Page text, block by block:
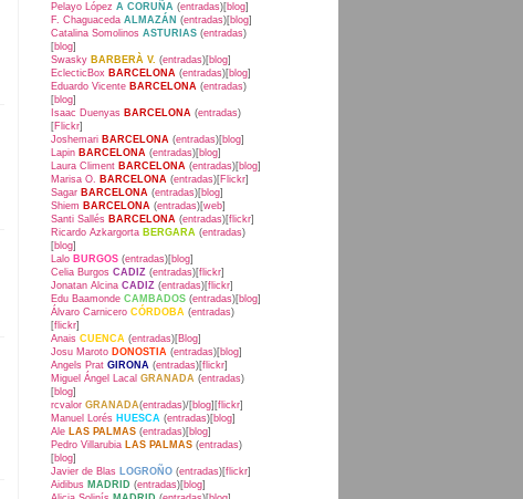
Pelayo López A CORUÑA (entradas)[blog]
F. Chaguaceda ALMAZÁN (entradas)[blog]
Catalina Somolinos ASTURIAS (entradas)
[blog]
Swasky BARBERÀ V. (entradas)[blog]
EclecticBox BARCELONA (entradas)[blog]
Eduardo Vicente BARCELONA (entradas)
[blog]
Isaac Duenyas BARCELONA (entradas)
[Flickr]
Joshemari BARCELONA (entradas)[blog]
Lapin BARCELONA (entradas)[blog]
Laura Climent BARCELONA (entradas)[blog]
Marisa O. BARCELONA (entradas)[Flickr]
Sagar BARCELONA (entradas)[blog]
Shiem BARCELONA (entradas)[web]
Santi Sallés BARCELONA (entradas)[flickr]
Ricardo Azkargorta BERGARA (entradas)
[blog]
Lalo BURGOS (entradas)[blog]
Celia Burgos CADIZ (entradas)[flickr]
Jonatan Alcina CADIZ (entradas)[flickr]
Edu Baamonde CAMBADOS (entradas)[blog]
Álvaro Carnicero CÓRDOBA (entradas)
[flickr]
Anais CUENCA (entradas)[Blog]
Josu Maroto DONOSTIA (entradas)[blog]
Angels Prat GIRONA (entradas)[flickr]
Miguel Ángel Lacal GRANADA (entradas)
[blog]
rcvalor GRANADA(entradas)/[blog][flickr]
Manuel Lorés HUESCA (entradas)[blog]
Ale LAS PALMAS (entradas)[blog]
Pedro Villarubia LAS PALMAS (entradas)
[blog]
Javier de Blas LOGROÑO (entradas)[flickr]
Aidibus MADRID (entradas)[blog]